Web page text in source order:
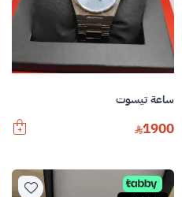
ساعة تيسوت
1900